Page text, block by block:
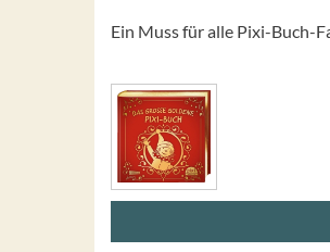
Ein Muss für alle Pixi-Buch-